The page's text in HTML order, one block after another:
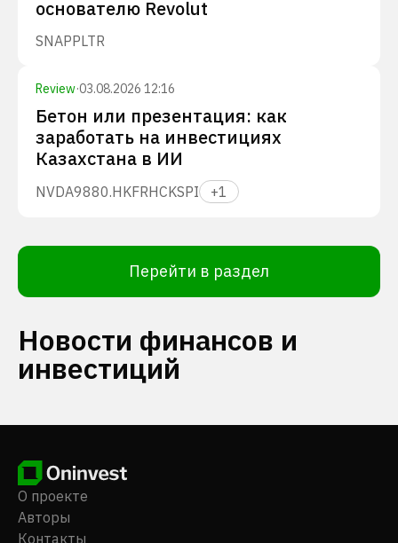
основателю Revolut
SNAPPLTR
Review·03.08.2026 12:16
Бетон или презентация: как
заработать на инвестициях
Казахстана в ИИ
NVDA9880.HKFRHCKSPI +1
Перейти в раздел
Новости финансов и
инвестиций
О проекте
Авторы
Контакты